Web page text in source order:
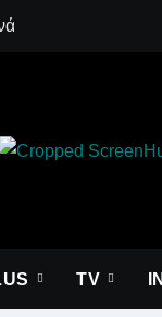
στη μάχη με
Λακωνία:
ΤV